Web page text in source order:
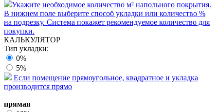
Укажите необходимое количество м² напольного покрытия.
В нижнем поле выберите способ укладки или количество %
на подрезку. Система покажет рекомендуемое количество для
покупки.
КАЛЬКУЛЯТОР
Тип укладки:
0%
5%
Если помещение прямоугольное, квадратное и укладка
производится прямо
прямая